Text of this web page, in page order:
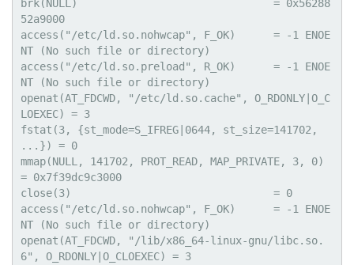
brk(NULL)                               = 0x56288
52a9000
access("/etc/ld.so.nohwcap", F_OK)      = -1 ENOE
NT (No such file or directory)
access("/etc/ld.so.preload", R_OK)      = -1 ENOE
NT (No such file or directory)
openat(AT_FDCWD, "/etc/ld.so.cache", O_RDONLY|O_C
LOEXEC) = 3
fstat(3, {st_mode=S_IFREG|0644, st_size=141702,
...}) = 0
mmap(NULL, 141702, PROT_READ, MAP_PRIVATE, 3, 0)
= 0x7f39dc9c3000
close(3)                                = 0
access("/etc/ld.so.nohwcap", F_OK)      = -1 ENOE
NT (No such file or directory)
openat(AT_FDCWD, "/lib/x86_64-linux-gnu/libc.so.
6", O_RDONLY|O_CLOEXEC) = 3